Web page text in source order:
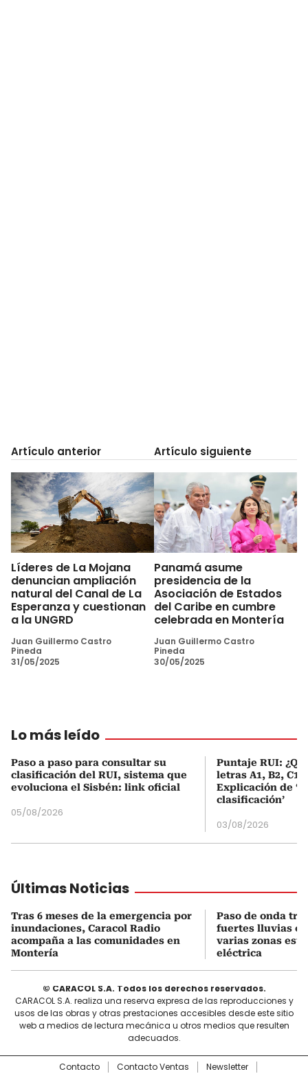
Artículo anterior
Líderes de La Mojana
denuncian ampliación
natural del Canal de La
Esperanza y cuestionan
a la UNGRD
Juan Guillermo Castro
Pineda
31/05/2025
Artículo siguiente
Panamá asume
presidencia de la
Asociación de Estados
del Caribe en cumbre
celebrada en Montería
Juan Guillermo Castro
Pineda
30/05/2025
Lo más leído
Paso a paso para consultar su
clasificación del RUI, sistema que
evoluciona el Sisbén: link oficial
05/08/2026
Puntaje RUI:
letras A1, B2, C1
Explicación de
clasificación’
03/08/2026
Últimas Noticias
Tras 6 meses de la emergencia por
inundaciones, Caracol Radio
acompaña a las comunidades en
Montería
Paso de onda
fuertes lluvias
varias zonas
eléctrica
© CARACOL S.A. Todos los derechos reservados.
CARACOL S.A. realiza una reserva expresa de las reproducciones y
usos de las obras y otras prestaciones accesibles desde este sitio
web a medios de lectura mecánica u otros medios que resulten
adecuados.
Contacto Contacto Ventas Newsletter